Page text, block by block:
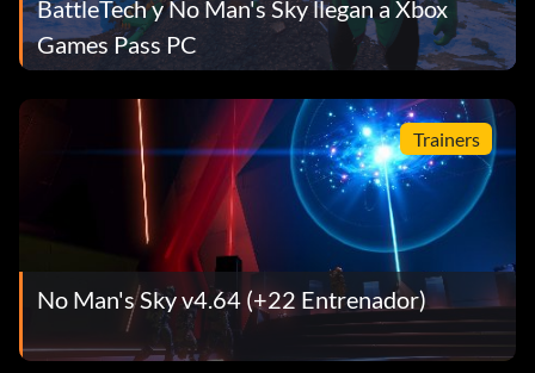
BattleTech y No Man's Sky llegan a Xbox
Games Pass PC
Trainers
No Man's Sky v4.64 (+22 Entrenador)